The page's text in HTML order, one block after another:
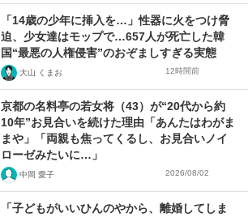
「14歳の少年に挿入を…」性器に火をつけ脅
迫、少女達はモップで…657人が死亡した韓
国“最悪の人権侵害”のおぞましすぎる実態
大山 くまお 12時間前
京都の名料亭の若女将（43）が“20代から約
10年”お見合いを続けた理由「あんたはわがま
まや」「両親も焦ってくるし、お見合いノイ
ローゼみたいに…」
中岡 愛子 2026/08/02
「子どもがいいひんのやから、離婚してしま